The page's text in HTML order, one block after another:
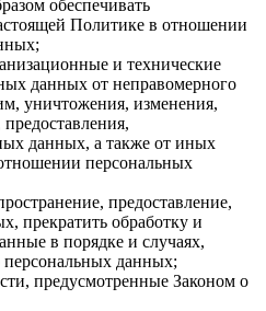
обеспечивать
Политике в отношении
и технические
данных от неправомерного
уничтожения, изменения,
данных, а также от иных
персональных
предоставление,
прекратить обработку и
в порядке и случаях,
данных;
предусмотренные Законом о